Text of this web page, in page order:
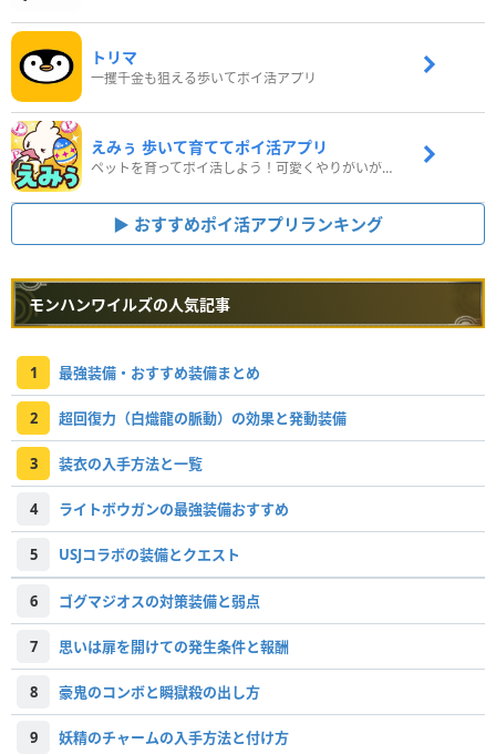
トリマ
一攫千金も狙える歩いてポイ活アプリ
えみぅ 歩いて育ててポイ活アプリ
ペットを育ってポイ活しよう！可愛くやりがいがある新感覚アプリ
おすすめポイ活アプリランキング
モンハンワイルズの人気記事
1 最強装備・おすすめ装備まとめ
2 超回復力（白熾龍の脈動）の効果と発動装備
3 装衣の入手方法と一覧
4 ライトボウガンの最強装備おすすめ
5 USJコラボの装備とクエスト
6 ゴグマジオスの対策装備と弱点
7 思いは扉を開けての発生条件と報酬
8 豪鬼のコンボと瞬獄殺の出し方
9 妖精のチャームの入手方法と付け方